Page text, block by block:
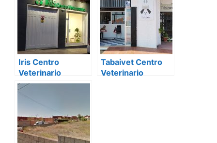
Iris Centro
Veterinario
Tabaivet Centro
Veterinario